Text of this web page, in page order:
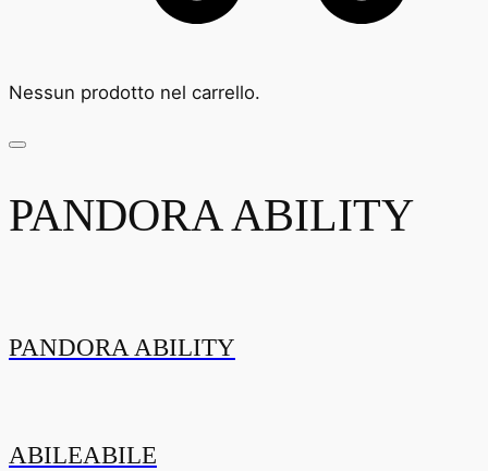
Nessun prodotto nel carrello.
PANDORA ABILITY
PANDORA ABILITY
ABILEABILE